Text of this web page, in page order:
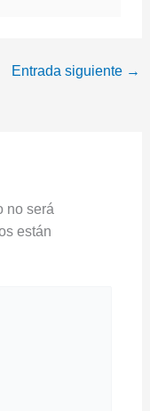
Entrada siguiente →
no será
están